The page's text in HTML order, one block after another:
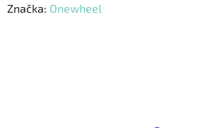
hodnocení
Značka: Onewheel